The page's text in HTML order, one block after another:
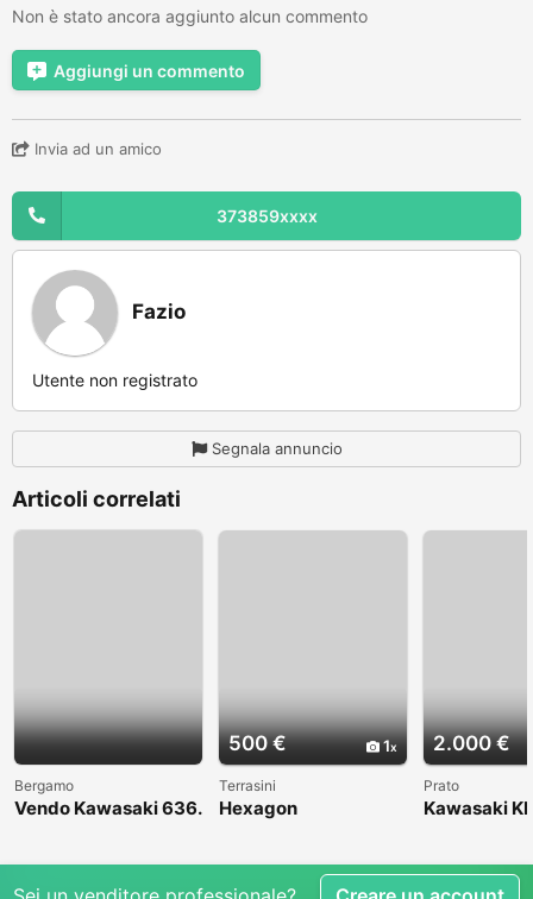
Non è stato ancora aggiunto alcun commento
Aggiungi un commento
Invia ad un amico
373859xxxx
Fazio
Utente non registrato
Segnala annuncio
Articoli correlati
Bergamo
Vendo Kawasaki 636.
500 € 1
Terrasini
Hexagon
2.000 €
Prato
Kawasaki